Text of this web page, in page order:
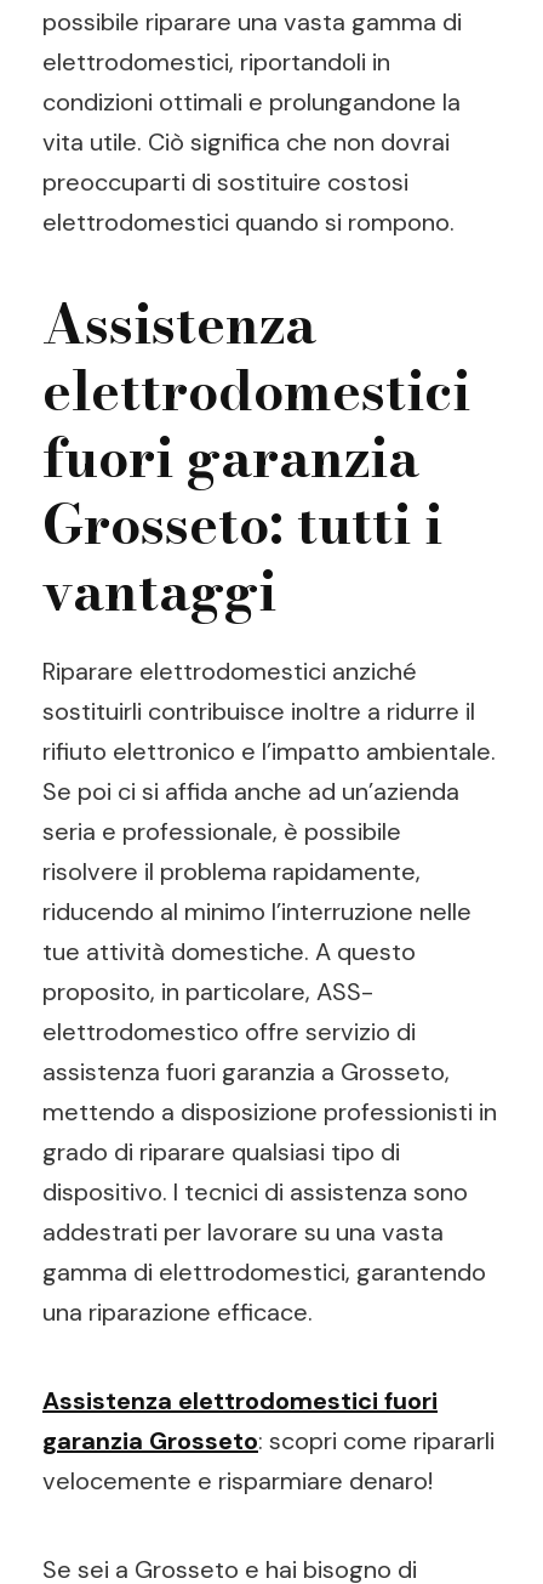
possibile riparare una vasta gamma di
elettrodomestici, riportandoli in
condizioni ottimali e prolungandone la
vita utile. Ciò significa che non dovrai
preoccuparti di sostituire costosi
elettrodomestici quando si rompono.
Assistenza
elettrodomestici
fuori garanzia
Grosseto: tutti i
vantaggi
Riparare elettrodomestici anziché
sostituirli contribuisce inoltre a ridurre il
rifiuto elettronico e l’impatto ambientale.
Se poi ci si affida anche ad un’azienda
seria e professionale, è possibile
risolvere il problema rapidamente,
riducendo al minimo l’interruzione nelle
tue attività domestiche. A questo
proposito, in particolare, ASS-
elettrodomestico offre servizio di
assistenza fuori garanzia a Grosseto,
mettendo a disposizione professionisti in
grado di riparare qualsiasi tipo di
dispositivo. I tecnici di assistenza sono
addestrati per lavorare su una vasta
gamma di elettrodomestici, garantendo
una riparazione efficace.
Assistenza elettrodomestici fuori
garanzia Grosseto: scopri come ripararli
velocemente e risparmiare denaro!
Se sei a Grosseto e hai bisogno di